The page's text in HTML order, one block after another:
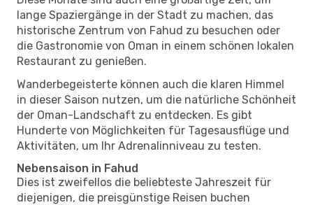
lange Spaziergänge in der Stadt zu machen, das
historische Zentrum von Fahud zu besuchen oder
die Gastronomie von Oman in einem schönen lokalen
Restaurant zu genießen.
Wanderbegeisterte können auch die klaren Himmel
in dieser Saison nutzen, um die natürliche Schönheit
der Oman-Landschaft zu entdecken. Es gibt
Hunderte von Möglichkeiten für Tagesausflüge und
Aktivitäten, um Ihr Adrenalinniveau zu testen.
Nebensaison in Fahud
Dies ist zweifellos die beliebteste Jahreszeit für
diejenigen, die preisgünstige Reisen buchen